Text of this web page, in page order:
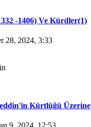
-1406) Ve Kürdler(1)
28, 2024, 3:33
Kürtlüğü Üzerine